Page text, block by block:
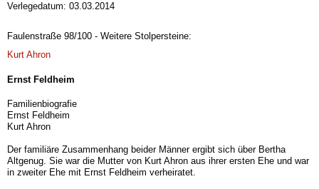
Verlegedatum: 03.03.2014
Faulenstraße 98/100 - Weitere Stolpersteine:
Kurt Ahron
Ernst Feldheim
Familienbiografie
Ernst Feldheim
Kurt Ahron
Der familiäre Zusammenhang beider Männer ergibt sich über Bertha
Altgenug. Sie war die Mutter von Kurt Ahron aus ihrer ersten Ehe und war
in zweiter Ehe mit Ernst Feld­heim verheiratet.